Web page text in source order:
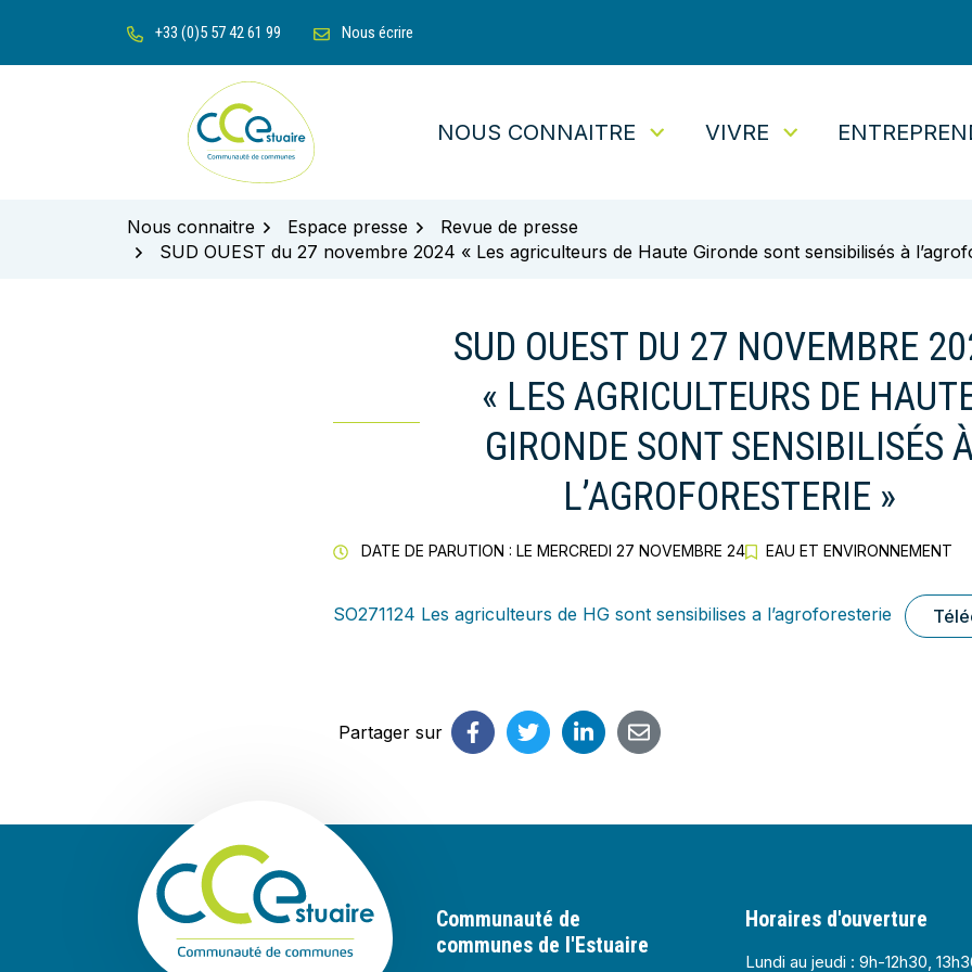
contenu
+33 (0)5 57 42 61 99 Nous écrire
Communauté de communes de l'Estuaire
NOUS CONNAITRE VIVRE
Nous connaitre Espace presse
Revue de presse
SUD OUEST du 27 novembre 2024 « Les agriculteurs de Haute Gironde sont sensibilisés à
SUD OUEST DU 27 NOVEMBRE
« LES AGRICULTEURS DE
GIRONDE SONT SENSIBILISÉS
L’AGROFORESTERIE »
DATE DE PARUTION : LE MERCREDI 27 NOVEMBRE 24 EAU ET ENVIRONNEMENT
SO271124 Les agriculteurs de HG sont sensibilises a l’agroforesterie
Partager sur
Communauté de
communes de l'Estuaire
Horaires d'ouverture
Lundi au jeudi : 9h-12h30,